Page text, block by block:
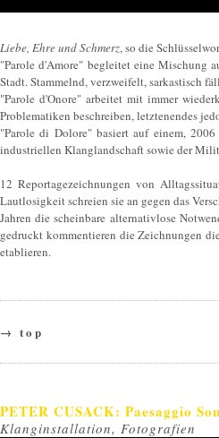
Liebe, Ehre und Schmerz, so die
"Parole d'Amore" begleitet eine Mischung
Stadt. Stammelnd, verzweifelt, sarkastisch
"Parole d'Onore" arbeitet mit immer
Problematiken beschreiben, letztenendes
"Parole di Dolore" basiert auf einem,
industriellen Klanglandschaft sowie der
12 Reportagezeichnungen von
Lautlosigkeit schreien sie an gegen das
Jahren die scheinbare alternativlose
gedruckt kommentieren die Zeichnungen
etablieren.
→ top
PETER CUSACK: Paesaggio
Klanginstallation, Fotografien